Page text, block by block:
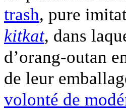
trash, pure
kitkat, dans
d’orang-outan
de leur
volonté de